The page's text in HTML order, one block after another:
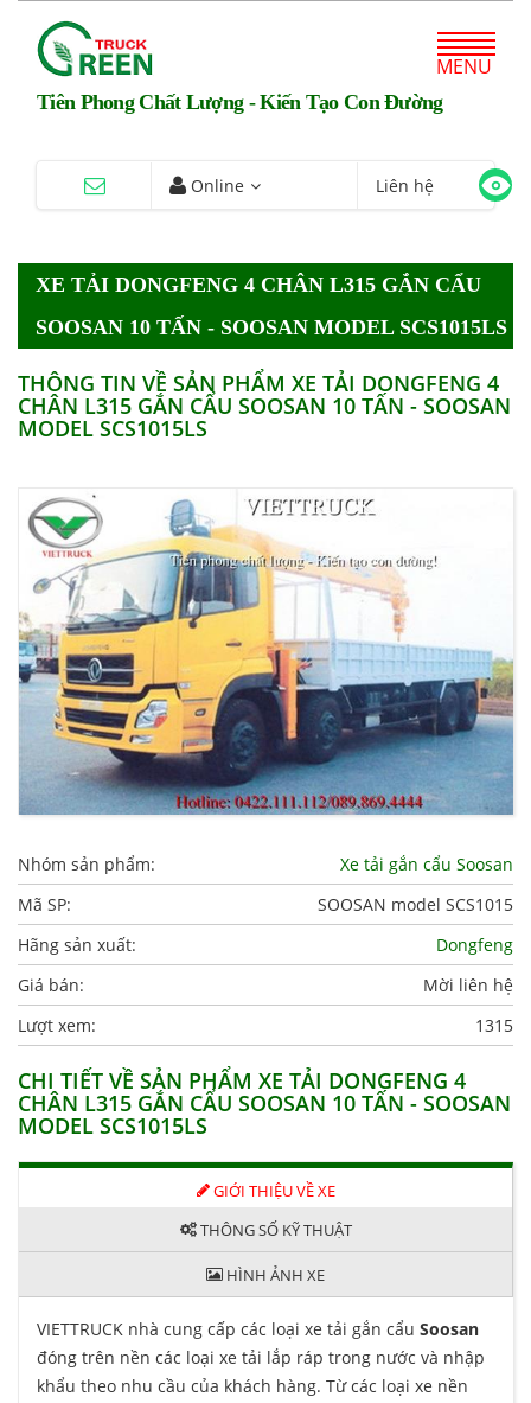
MENU
Tiên Phong Chất Lượng - Kiến Tạo Con Đường
Online Liên hệ
XE TẢI DONGFENG 4 CHÂN L315 GẮN CẨU
SOOSAN 10 TẤN - SOOSAN MODEL SCS1015LS
THÔNG TIN VỀ SẢN PHẨM XE TẢI DONGFENG 4
CHÂN L315 GẮN CẨU SOOSAN 10 TẤN - SOOSAN
MODEL SCS1015LS
Nhóm sản phẩm:
Xe tải gắn cẩu Soosan
Mã SP:
SOOSAN model SCS1015
Hãng sản xuất:
Dongfeng
Giá bán:
Mời liên hệ
Lượt xem:
1315
CHI TIẾT VỀ SẢN PHẨM XE TẢI DONGFENG 4
CHÂN L315 GẮN CẨU SOOSAN 10 TẤN - SOOSAN
MODEL SCS1015LS
GIỚI THIỆU VỀ XE
THÔNG SỐ KỸ THUẬT
HÌNH ẢNH XE
VIETTRUCK nhà cung cấp các loại xe tải gắn cẩu Soosan
đóng trên nền các loại xe tải lắp ráp trong nước và nhập
khẩu theo nhu cầu của khách hàng. Từ các loại xe nền